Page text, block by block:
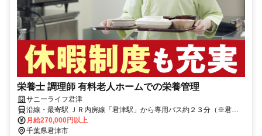
栄養士 調理師 有料老人ホームでの栄養管理
サニーライフ君津
沿線・最寄駅 ＪＲ内房線「君津駅」から専用バス約２３分（※君津
駅より送迎有）マイカー・バイク通勤可（無料駐車場有）
月給270,000円以上
千葉県君津市